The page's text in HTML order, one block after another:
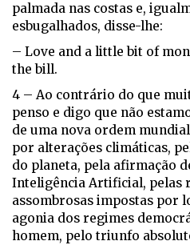
palmada nas costas e,
esbugalhados, disse-lhe:
– Love and a little bit of
the bill.
4 – Ao contrário do que
penso e digo que não
de uma nova ordem
por alterações climáticas,
do planeta, pela afirmação
Inteligência Artificial, pelas
assombrosas impostas por
agonia dos regimes
homem, pelo triunfo